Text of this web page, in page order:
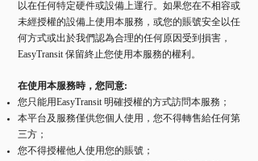
以在任何特定硬件或設備上運行。如果您在不相容或
未經授權的設備上使用本服務，或您的賬號安全以任
何方式或出於我們認為合理的任何原因受到損害，
EasyTransit 保留終止您使用本服務的權利。
在使用本服務時，您同意:
您只能用EasyTransit 明確授權的方式訪問本服務；
本平台及服務僅供您個人使用，您不得轉售給任何第
三方；
您不得授權他人使用您的賬號；